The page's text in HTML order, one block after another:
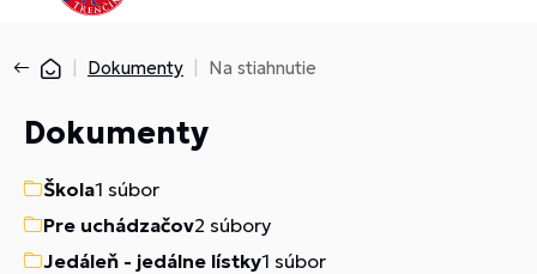
Dokumenty Na stiahnutie
Dokumenty
Škola1 súbor
Pre uchádzačov2 súbory
Jedáleň - jedálne lístky1 súbor